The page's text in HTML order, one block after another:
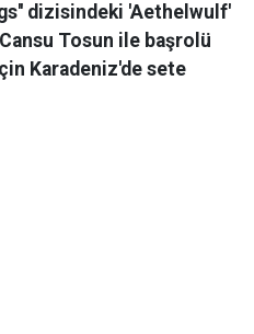
dizisindeki 'Aethelwulf'
Tosun ile başrolü
Karadeniz'de sete